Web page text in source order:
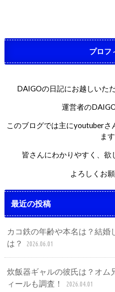
プロフ
DAIGOの日記にお越しいた
運営者の
このブログでは主にyoutuberさ
ます
皆さんにわかりやすく、
よろしくお
最近の投稿
カコ鉄の年齢や本名は？結婚
は？
2026.06.01
炊飯器ギャルの彼氏は？オム
ィールも調査！
2026.04.01